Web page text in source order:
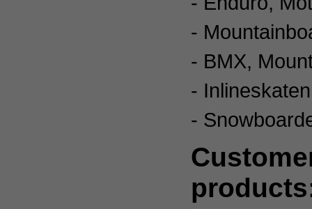
-
- BMX,
-
-